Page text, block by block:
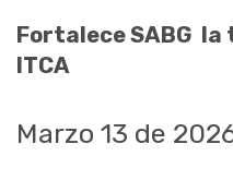
Fortalece SABG
la
ITCA
Marzo 13 de